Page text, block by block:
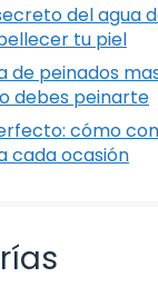
del agua
tu piel
de peinados
debes peinarte
cómo
cada ocasión